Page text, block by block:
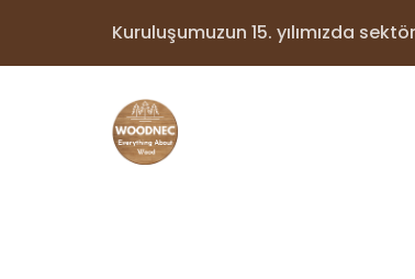
Kuruluşumuzun 15. yılımızda